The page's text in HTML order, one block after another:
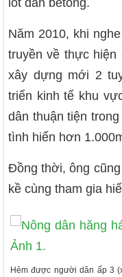
lót đan bêtông.
Năm 2010, khi
truyền về thực
xây dựng mới 2
triển kinh tế khu
dân thuận tiện
tình hiến hơn
Đồng thời, ông
kề cùng tham gia
Hẻm được người dân ấp 3